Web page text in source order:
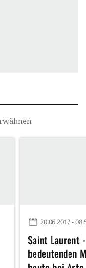
20.06.2017 -
Saint Laurent
bedeutenden